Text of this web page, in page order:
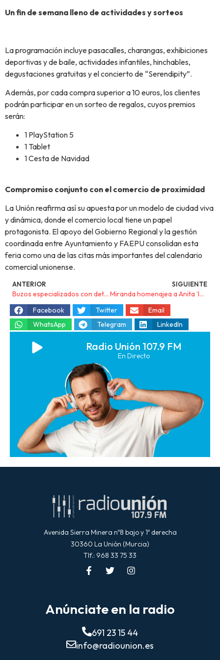
Un fin de semana lleno de actividades y sorteos
La programación incluye pasacalles, charangas, exhibiciones
deportivas y de baile, actividades infantiles, hinchables,
degustaciones gratuitas y el concierto de “Serendipity”.
Además, por cada compra superior a 10 euros, los clientes
podrán participar en un sorteo de regalos, cuyos premios
serán:
1 PlayStation 5
1 Tablet
1 Cesta de Navidad
Compromiso conjunto con el comercio de proximidad
La Unión reafirma así su apuesta por un modelo de ciudad viva
y dinámica, donde el comercio local tiene un papel
protagonista. El apoyo del Gobierno Regional y la gestión
coordinada entre Ayuntamiento y FAEPU consolidan esta
feria como una de las citas más importantes del calendario
comercial unionense.
ANTERIOR
Buzos especializados con detectores de metales limpiarán de residuos por primera vez la desembocadura de la rambla de El Albujón
SIGUIENTE
Miranda homenajea a Anita ‘la bordadora’ con la exposición ‘Hilos que cuentan historias’
Facebook
Twitter
Email
WhatsApp
Telegram LinkedIn
Radio Unión 107.9 FM
En Directo
Avenida Sierra Minera nº8 bajo y 1º derecha
30360 La Unión (Murcia)
Tlf.: 968 33 75 33
Anúnciate en la radio
691 23 15 44
info@radiounion.es